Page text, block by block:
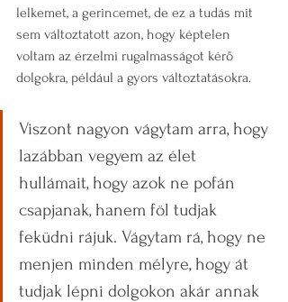
lelkemet, a gerincemet, de ez a tudás mit
sem változtatott azon, hogy képtelen
voltam az érzelmi rugalmasságot kérő
dolgokra, például a gyors változtatásokra.
Viszont nagyon vágytam arra, hogy
lazábban vegyem az élet
hullámait, hogy azok ne pofán
csapjanak, hanem föl tudjak
feküdni rájuk. Vágytam rá, hogy ne
menjen minden mélyre, hogy át
tudjak lépni dolgokon akár annak